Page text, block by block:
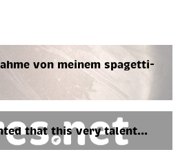
von meinem spagetti-
that this very ta­len­t…